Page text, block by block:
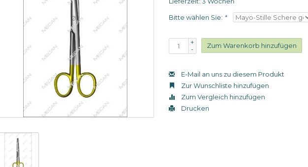
Bitte wählen Sie: *
+
-
Zum Warenkorb hinzufügen
E-Mail an uns zu diesem Produkt
Zur Wunschliste hinzufügen
Zum Vergleich hinzufügen
Drucken